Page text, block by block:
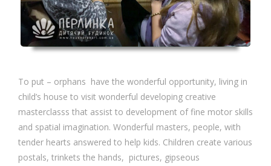
To put – orphans have the wonderful opportunity, living in
child’s house to visit wonderful developing creative
masterclasss that assist to development of fine motor skills
and spatial imagination. Wonderful masters, people, with
tender hearts answered to help kids. Children create various
postals, trinkets the hands, pictures, gipseous